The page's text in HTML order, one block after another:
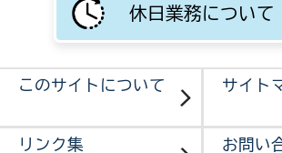
休日業務について
このサイトについて サイト
リンク集 お問い